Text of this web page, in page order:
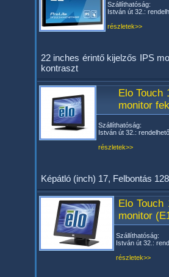
Szállíthatóság:
István út 32.:
részletek>>
22 inches érintő kijelzős IPS
kontraszt
Elo Touch
monitor
Szállíthatóság:
István út 32.: rendelhető
részletek>>
Képátló (inch) 17, Felbontás
Elo Touch
monitor
Szállíthatóság:
István út 32.:
részletek>>